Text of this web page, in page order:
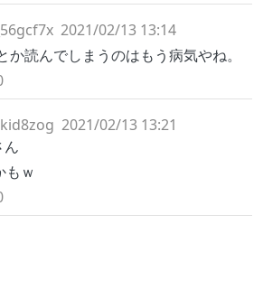
2021/02/13 13:14
か読んでしまうのはもう病気やね。
2021/02/13 13:21
ん
もｗ